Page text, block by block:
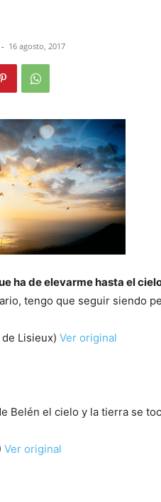
- 16 agosto, 2017
ha de elevarme hasta el
tengo que seguir siendo
Lisieux) Ver original
Belén el cielo y la tierra se
Ver original